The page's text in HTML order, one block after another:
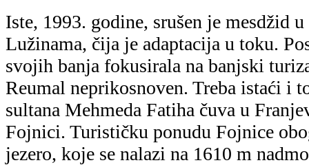
Iste, 1993. godine, srušen je mesdžid
Lužinama, čija je adaptacija u toku.
svojih banja fokusirala na banjski
Reumal neprikosnoven. Treba istaći i
sultana Mehmeda Fatiha čuva u
Fojnici. Turističku ponudu Fojnice
jezero, koje se nalazi na 1610 m